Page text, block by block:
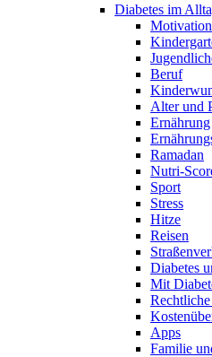
Diabetes im
Beruf
Alter und
Ernährung
Ramadan
Nutri-
Sport
Stress
Hitze
Reisen
Diabetes
Mit
Apps
Familie